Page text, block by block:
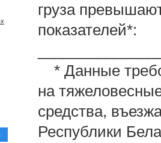
груза
показателей*:
* Данные
на
средства,
Республики